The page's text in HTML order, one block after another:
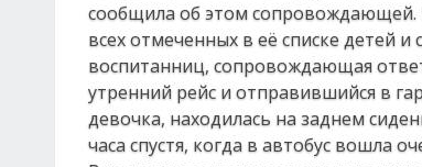
сообщила об этом сопровождающей.
всех отмеченных в её списке детей
воспитанниц, сопровождающая
утренний рейс и отправившийся в
девочка, находилась на заднем
часа спустя, когда в автобус вошла